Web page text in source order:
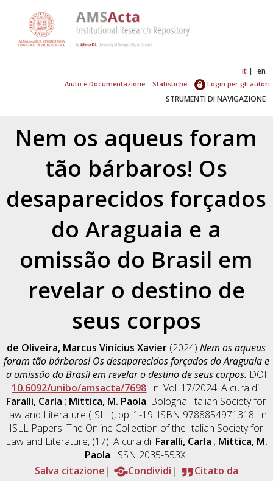
it en
Aiuto e Documentazione Statistiche Login per gli autori
STRUMENTI DI NAVIGAZIONE
Nem os aqueus foram
tão bárbaros! Os
desaparecidos forçados
do Araguaia e a
omissão do Brasil em
revelar o destino de
seus corpos
de Oliveira, Marcus Vinícius Xavier (2024)Nem os aqueus
foram tão bárbaros! Os desaparecidos forçados do Araguaia e
a omissão do Brasil em revelar o destino de seus corpos. DOI
10.6092/unibo/amsacta/7698. In: Vol. 17/2024. A cura di:
Faralli, Carla ; Mittica, M. Paola. Bologna: Italian Society for
Law and Literature (ISLL), pp. 1-19. ISBN 9788854971318. In:
ISLL Papers. The Online Collection of the Italian Society for
Law and Literature, (17). A cura di: Faralli, Carla ; Mittica, M.
Paola. ISSN 2035-553X.
Salva citazione
Condividi
Citato da